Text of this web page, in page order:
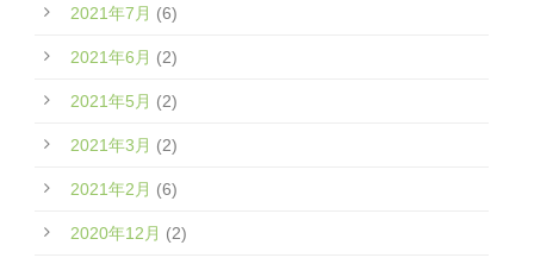
2021年7月 (6)
2021年6月 (2)
2021年5月 (2)
2021年3月 (2)
2021年2月 (6)
2020年12月 (2)